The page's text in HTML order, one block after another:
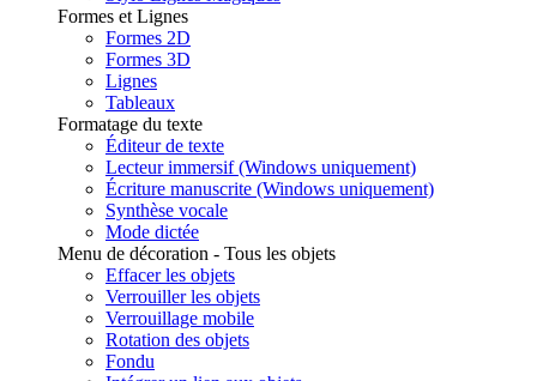
Formes et Lignes
Formes 2D
Formes 3D
Lignes
Tableaux
Formatage du texte
Éditeur de texte
Lecteur immersif (Windows uniquement)
Écriture manuscrite (Windows uniquement)
Synthèse vocale
Mode dictée
Menu de décoration - Tous les objets
Effacer les objets
Verrouiller les objets
Verrouillage mobile
Rotation des objets
Fondu